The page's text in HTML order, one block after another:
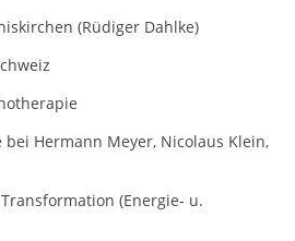
(Rüdiger Dahlke)
bei Hermann Meyer, Nicolaus Klein,
(Energie- u.